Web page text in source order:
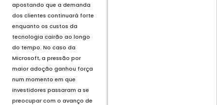
apostando que a demanda
dos clientes continuará forte
enquanto os custos da
tecnologia cairão ao longo
do tempo. No caso da
Microsoft, a pressão por
maior adoção ganhou força
num momento em que
investidores passaram a se
preocupar com o avanço de